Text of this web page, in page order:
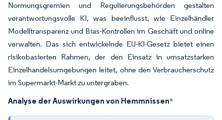
Normungsgremien und Regulierungsbehörden gestalten
verantwortungsvolle KI, was beeinflusst, wie Einzelhändler
Modelltransparenz und Bias-Kontrollen im Geschäft und online
verwalten. Das sich entwickelnde EU-KI-Gesetz bietet einen
risikobasierten Rahmen, der den Einsatz in umsatzstarken
Einzelhandelsumgebungen leitet, ohne den Verbraucherschutz
im Supermarkt-Markt zu untergraben.
Analyse der Auswirkungen von Hemmnissen*